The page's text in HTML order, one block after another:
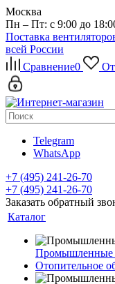
Москва
Пн – Пт: с 9:00 до
Поставка
всей России
Сравнение0
Telegram
WhatsApp
+7 (495) 241-26-70
+7 (495) 241-26-70
Заказать обратный
Каталог
Промышленные
Отопительное